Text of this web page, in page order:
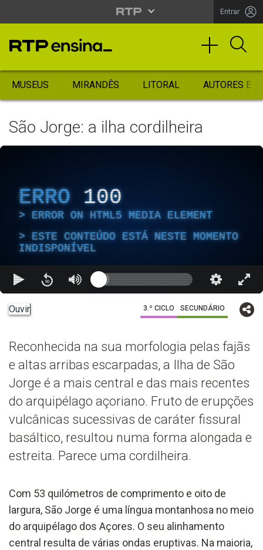
Entrar
MUSEUS MIRANDÊS LITORAL AUTORES
São Jorge: a ilha cordilheira
ERRO 100
ERROR ON HTML5 MEDIA ELEMENT
ESTE CONTEÚDO ESTÁ NESTE MOMENTO
INDISPONÍVEL
Ouvir 3.º CICLO SECUNDÁRIO
Reconhecida na sua morfologia pelas fajãs
e altas arribas escarpadas, a Ilha de São
Jorge é a mais central e das mais recentes
do arquipélago açoriano. Fruto de erupções
vulcânicas sucessivas de caráter fissural
basáltico, resultou numa forma alongada e
estreita. Parece uma cordilheira.
Com 53 quilómetros de comprimento e oito de
largura, São Jorge é uma língua montanhosa no meio
do arquipélago dos Açores. O seu alinhamento
central resulta de várias ondas eruptivas. Na maioria,